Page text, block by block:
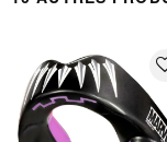
Technologie
excellente rétention
Technologie
et des dents